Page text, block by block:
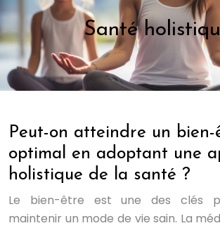
Santé
Peut-on atteindre un bien-
optimal en adoptant une
holistique de la santé ?
Le bien-être est une des clés
maintenir un mode de vie sain. La